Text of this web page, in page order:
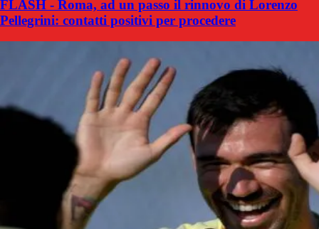
FLASH - Roma, ad un passo il rinnovo di Lorenzo
Pellegrini: contatti positivi per procedere